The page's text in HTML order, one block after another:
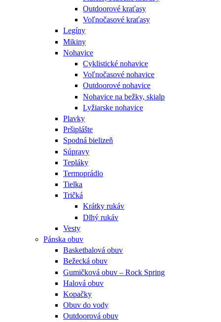
Outdoorové kraťasy
Voľnočasové kraťasy
Legíny
Mikiny
Nohavice
Cyklistické nohavice
Voľnočasové nohavice
Outdoorové nohavice
Nohavice na bežky, skialp
Lyžiarske nohavice
Plavky
Pršiplášte
Spodná bielizeň
Súpravy
Tepláky
Termoprádlo
Tielka
Tričká
Krátky rukáv
Dlhý rukáv
Vesty
Pánska obuv
Basketbalová obuv
Bežecká obuv
Gumičková obuv – Rock Spring
Halová obuv
Kopačky
Obuv do vody
Outdoorová obuv